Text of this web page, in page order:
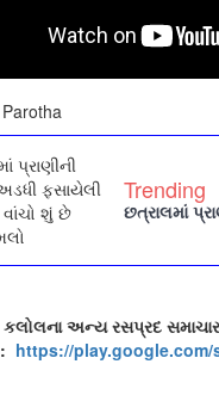
Trending
છત્રાલમાં
કલોલના અન્ય રસપ્રદ સમાચાર
: https://play.google.com/